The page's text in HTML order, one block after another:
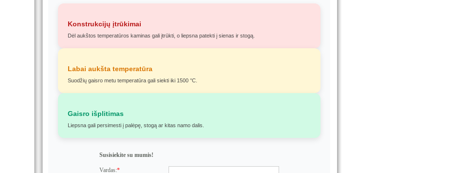
Konstrukcijų įtrūkimai
Dėl aukštos temperatūros kaminas gali įtrūkti, o liepsna patekti į sienas ir stogą.
Labai aukšta temperatūra
Suodžių gaisro metu temperatūra gali siekti iki 1500 °C.
Gaisro išplitimas
Liepsna gali persimesti į palėpę, stogą ar kitas namo dalis.
Susisiekite su mumis!
Vardas:*